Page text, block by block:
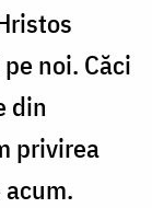
noi. Căci
din
privirea